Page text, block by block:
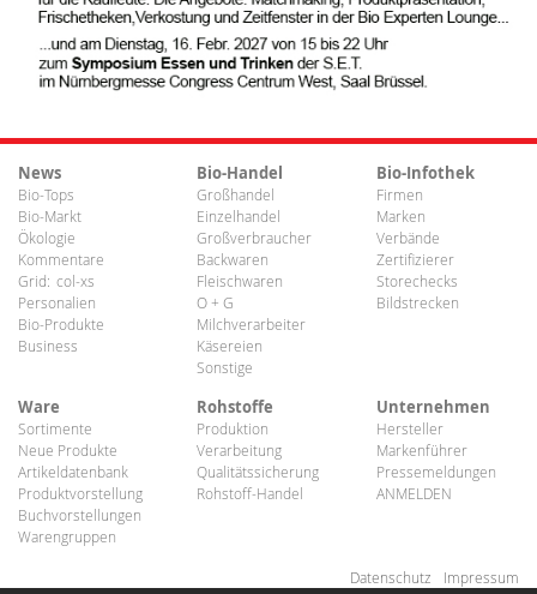
News
Bio-Tops
Bio-Markt
Ökologie
Kommentare
Grid: col-xs
Personalien
Bio-Produkte
Business
Bio-Handel
Großhandel
Einzelhandel
Großverbraucher
Backwaren
Fleischwaren
O + G
Milchverarbeiter
Käsereien
Sonstige
Bio-Infothek
Firmen
Marken
Verbände
Zertifizierer
Storechecks
Bildstrecken
Ware
Sortimente
Neue Produkte
Artikeldatenbank
Produktvorstellung
Buchvorstellungen
Warengruppen
Rohstoffe
Produktion
Verarbeitung
Qualitätssicherung
Rohstoff-Handel
Unternehmen
Hersteller
Markenführer
Pressemeldungen
ANMELDEN
Datenschutz Impressum